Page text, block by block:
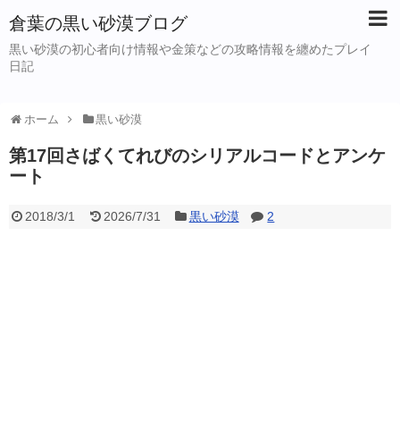
倉葉の黒い砂漠ブログ
黒い砂漠の初心者向け情報や金策などの攻略情報を纏めたプレイ
日記
ホーム 黒い砂漠
第17回さばくてれびのシリアルコードとアンケ
ート
2018/3/1 2026/7/31 黒い砂漠 2